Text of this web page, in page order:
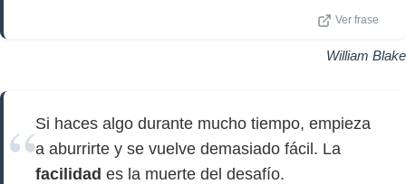
Ver frase
William Blake
Si haces algo durante mucho tiempo, empieza
a aburrirte y se vuelve demasiado fácil. La
facilidad es la muerte del desafío.